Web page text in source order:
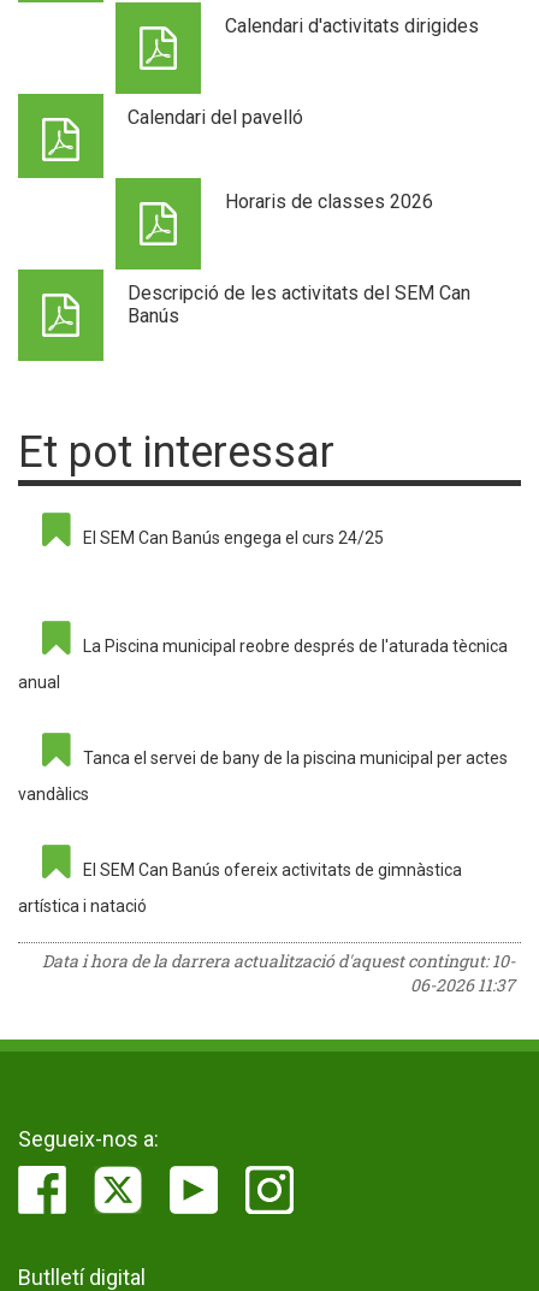
Calendari d'activitats dirigides
Calendari del pavelló
Horaris de classes 2026
Descripció de les activitats del SEM Can
Banús
Et pot interessar
El SEM Can Banús engega el curs 24/25
La Piscina municipal reobre després de l'aturada tècnica
anual
Tanca el servei de bany de la piscina municipal per actes
vandàlics
El SEM Can Banús ofereix activitats de gimnàstica
artística i natació
Data i hora de la darrera actualització d'aquest contingut:10-
06-2026 11:37
Segueix-nos a:
Butlletí digital